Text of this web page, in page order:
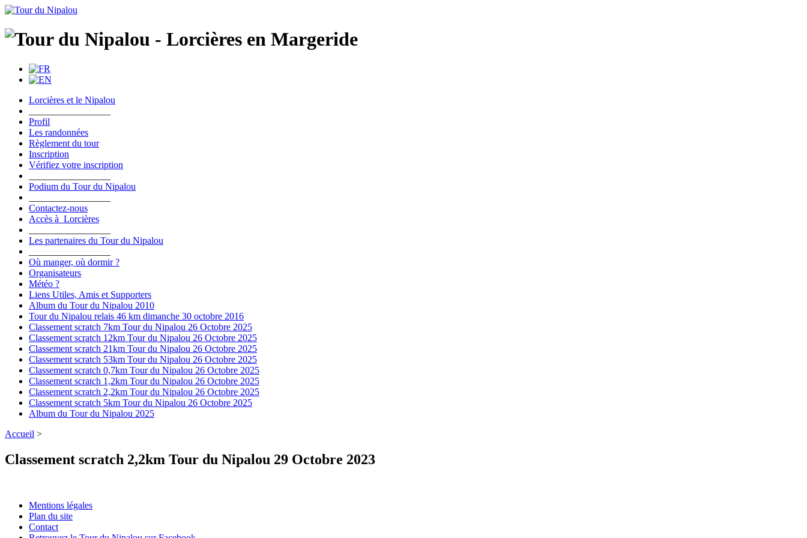
Lorcières et le Nipalou
Profil
Les randonnées
Règlement du tour
Inscription
Vérifiez votre inscription
Podium du Tour du Nipalou
Contactez-nous
Accès à Lorcières
Les partenaires du Tour du Nipalou
Où manger, où dormir ?
Organisateurs
Météo ?
Liens Utiles, Amis et Supporters
Album du Tour du Nipalou 2010
Tour du Nipalou relais 46 km dimanche 30 octobre 2016
Classement scratch 7km Tour du Nipalou 26 Octobre 2025
Classement scratch 12km Tour du Nipalou 26 Octobre 2025
Classement scratch 21km Tour du Nipalou 26 Octobre 2025
Classement scratch 53km Tour du Nipalou 26 Octobre 2025
Classement scratch 0,7km Tour du Nipalou 26 Octobre 2025
Classement scratch 1,2km Tour du Nipalou 26 Octobre 2025
Classement scratch 2,2km Tour du Nipalou 26 Octobre 2025
Classement scratch 5km Tour du Nipalou 26 Octobre 2025
Album du Tour du Nipalou 2025
Accueil >
Classement scratch 2,2km Tour du Nipalou 29 Octobre 2023
Mentions légales
Plan du site
Contact